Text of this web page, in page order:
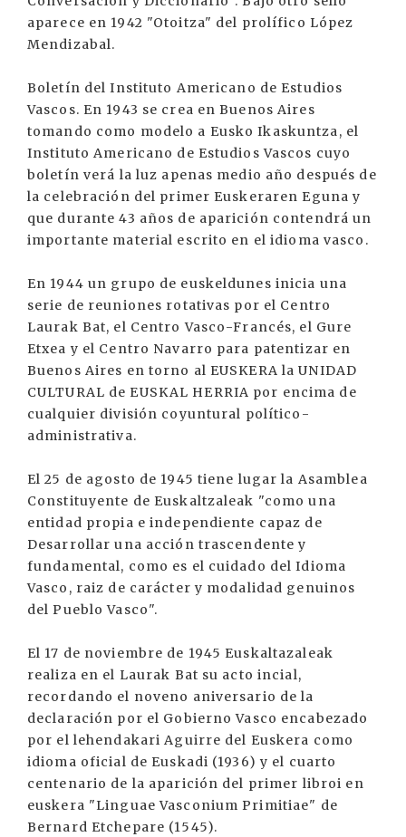
aparece en 1942 "Otoitza" del prolífico López
Mendizabal.
Boletín del Instituto Americano de Estudios
Vascos. En 1943 se crea en Buenos Aires
tomando como modelo a Eusko Ikaskuntza, el
Instituto Americano de Estudios Vascos cuyo
boletín verá la luz apenas medio año después de
la celebración del primer Euskeraren Eguna y
que durante 43 años de aparición contendrá un
importante material escrito en el idioma vasco.
En 1944 un grupo de euskeldunes inicia una
serie de reuniones rotativas por el Centro
Laurak Bat, el Centro Vasco-Francés, el Gure
Etxea y el Centro Navarro para patentizar en
Buenos Aires en torno al EUSKERA la UNIDAD
CULTURAL de EUSKAL HERRIA por encima de
cualquier división coyuntural político-
administrativa.
El 25 de agosto de 1945 tiene lugar la Asamblea
Constituyente de Euskaltzaleak "como una
entidad propia e independiente capaz de
Desarrollar una acción trascendente y
fundamental, como es el cuidado del Idioma
Vasco, raiz de carácter y modalidad genuinos
del Pueblo Vasco".
El 17 de noviembre de 1945 Euskaltazaleak
realiza en el Laurak Bat su acto incial,
recordando el noveno aniversario de la
declaración por el Gobierno Vasco encabezado
por el lehendakari Aguirre del Euskera como
idioma oficial de Euskadi (1936) y el cuarto
centenario de la aparición del primer libroi en
euskera "Linguae Vasconium Primitiae" de
Bernard Etchepare (1545).